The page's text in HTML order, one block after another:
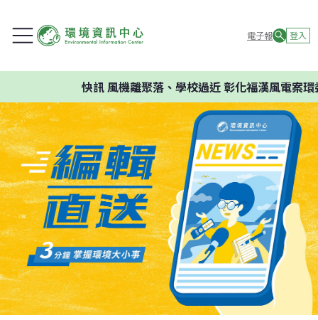
電子報 登入
快訊風機離聚落、學校過近 彰化福漢風電案環